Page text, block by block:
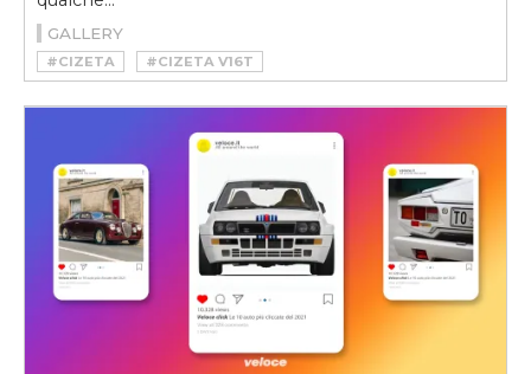
GALLERY
#CIZETA
#CIZETA V16T
#CIZETA-MORODER V16T
#MARCELLO GANDINI
#SUPERCAR
#V16